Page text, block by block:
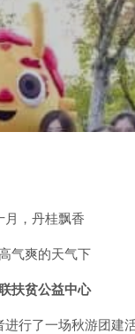
月，丹桂飘香
气爽的天气下
扶贫公益中心
行了一场秋游团建